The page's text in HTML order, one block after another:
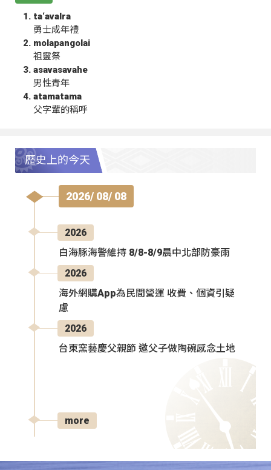
ta‘avalra
勇士成年禮
molapangolai
祖靈祭
asavasavahe
男性青年
atamatama
父字輩的稱呼
歷史上的今天
2026/ 08/ 08
2026
白海豚海警維持 8/8-8/9晨中北部防豪雨
2026
海外網購App為民間營運 收費、個資引疑
慮
2026
台東窯藝慶父親節 邀父子做陶碗感念土地
more